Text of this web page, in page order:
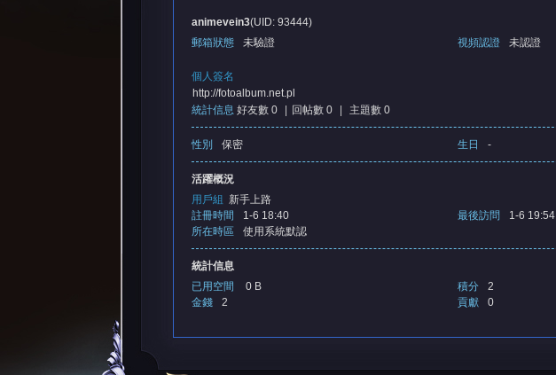
animevein3(UID: 93444)
郵箱狀態
未驗證 視頻認證 未認證
個人簽名
http://fotoalbum.net.pl
統計信息 好友數 0 回帖數 0 主題數 0
性別 保密 生日 -
活躍概況
用戶組
新手上路
註冊時間
1-6 18:40 最後訪問 1-6 19:54
所在時區
使用系統默認
統計信息
已用空間
0 B 積分 2
金錢
2 貢獻 0